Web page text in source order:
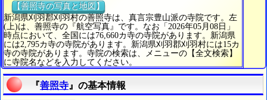
【善照寺の写真と地図】
新潟県刈羽郡刈羽村の善照寺は、真言宗豊山派の寺院です。左
(上)は、善照寺の『航空写真』です。なお「2026年05月08日」
時点において、全国には76,660カ寺の寺院があります。新潟県
には2,795カ寺の寺院があります。新潟県刈羽郡刈羽村には15カ
寺の寺院があります。寺院の検索は、メニューの【全文検索】
に寺院名などを入力してください。
『善照寺 』の基本情報